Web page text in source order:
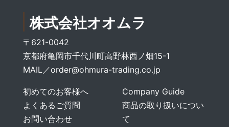
株式会社オオムラ
〒621-0042
京都府亀岡市千代川町高野林西ノ畑15-1
MAIL／order@ohmura-trading.co.jp
初めてのお客様へ
よくあるご質問
お問い合わせ
Company Guide
商品の取り扱いについ
て